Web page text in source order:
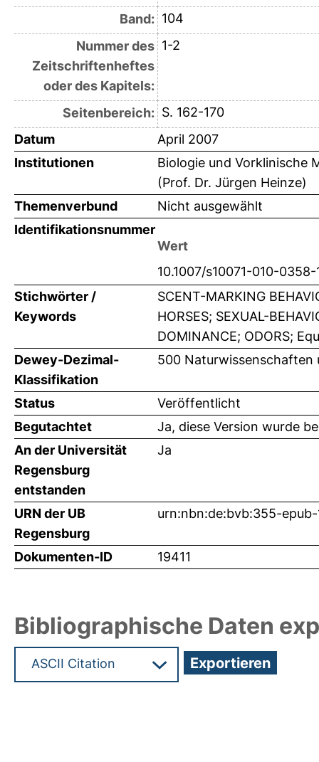
Band: 104
Nummer des
Zeitschriftenheftes
oder des Kapitels:
1-2
Seitenbereich: S. 162-170
Datum
April 2007
Institutionen
Biologie und Vorklinische
(Prof. Dr. Jürgen Heinze)
Themenverbund
Nicht ausgewählt
Identifikationsnummer
Wert
10.1007/s10071-010-0358-
Stichwörter /
Keywords
SCENT-MARKING
HORSES; SEXUAL-
DOMINANCE; ODORS;
Dewey-Dezimal-
Klassifikation
500 Naturwissenschaften
Status
Veröffentlicht
Begutachtet
Ja, diese Version wurde
An der Universität
Regensburg
entstanden
Ja
URN der UB
Regensburg
urn:nbn:de:bvb:355-epub-
Dokumenten-ID 19411
Bibliographische Daten